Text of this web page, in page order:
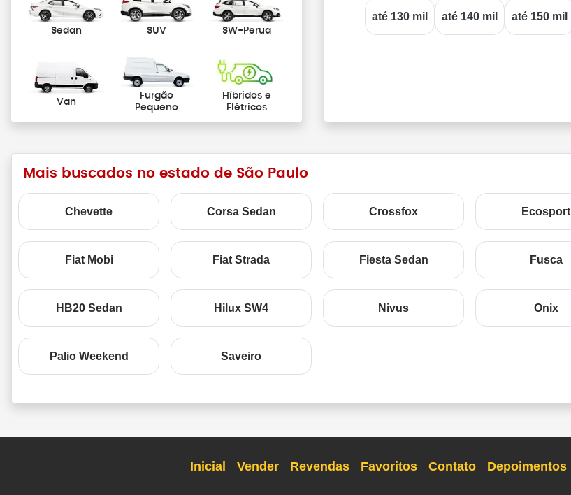
Sedan SUV SW-Perua
Van
Furgão
Pequeno
Híbridos e
Elétricos
até 130 mil até 140 mil até 150 mil
Mais buscados no estado de São Paulo
Chevette Corsa Sedan Crossfox Ecosport
Fiat Mobi Fiat Strada Fiesta Sedan Fusca
HB20 Sedan Hilux SW4 Nivus Onix
Palio Weekend Saveiro
Inicial Vender Revendas Favoritos Contato Depoimentos